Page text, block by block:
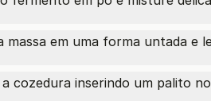
massa em uma forma untada
a cozedura inserindo um palito